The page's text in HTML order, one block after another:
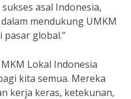
asal Indonesia,
mendukung UMKM
global.”
Lokal Indonesia
kita semua. Mereka
kerja keras, ketekunan,